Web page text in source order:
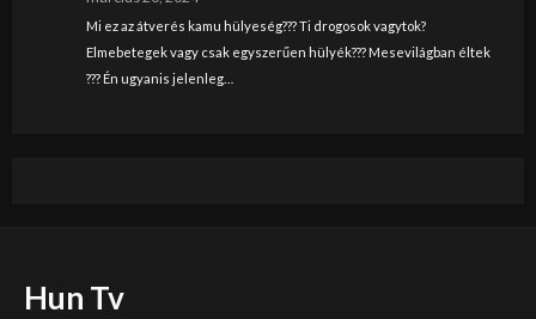
Mi ez az átverés kamu hülyeség??? Ti drogosok vagytok?
Elmebetegek vagy csak egyszerűen hülyék??? Mesevilágban éltek
??? Én ugyanis jelenleg…
Hun Tv